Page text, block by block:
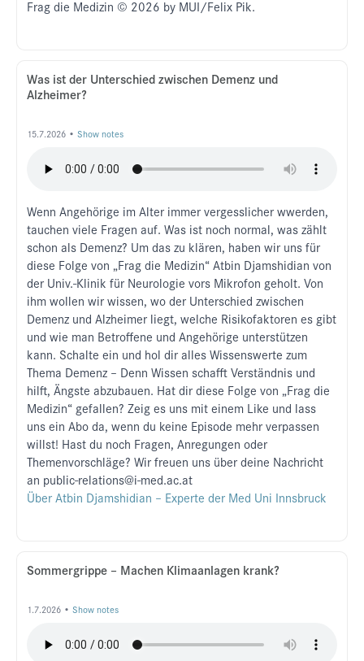
Frag die Medizin © 2026 by MUI/Felix Pik.
Was ist der Unterschied zwischen Demenz und
Alzheimer?
15.7.2026 • Show notes
Wenn Angehörige im Alter immer vergesslicher wwerden,
tauchen viele Fragen auf. Was ist noch normal, was zählt
schon als Demenz? Um das zu klären, haben wir uns für
diese Folge von „Frag die Medizin“ Atbin Djamshidian von
der Univ.-Klinik für Neurologie vors Mikrofon geholt. Von
ihm wollen wir wissen, wo der Unterschied zwischen
Demenz und Alzheimer liegt, welche Risikofaktoren es gibt
und wie man Betroffene und Angehörige unterstützen
kann. Schalte ein und hol dir alles Wissenswerte zum
Thema Demenz – Denn Wissen schafft Verständnis und
hilft, Ängste abzubauen. Hat dir diese Folge von „Frag die
Medizin“ gefallen? Zeig es uns mit einem Like und lass
uns ein Abo da, wenn du keine Episode mehr verpassen
willst! Hast du noch Fragen, Anregungen oder
Themenvorschläge? Wir freuen uns über deine Nachricht
an public-relations@i-med.ac.at
Über Atbin Djamshidian – Experte der Med Uni Innsbruck
Sommergrippe – Machen Klimaanlagen krank?
1.7.2026 • Show notes